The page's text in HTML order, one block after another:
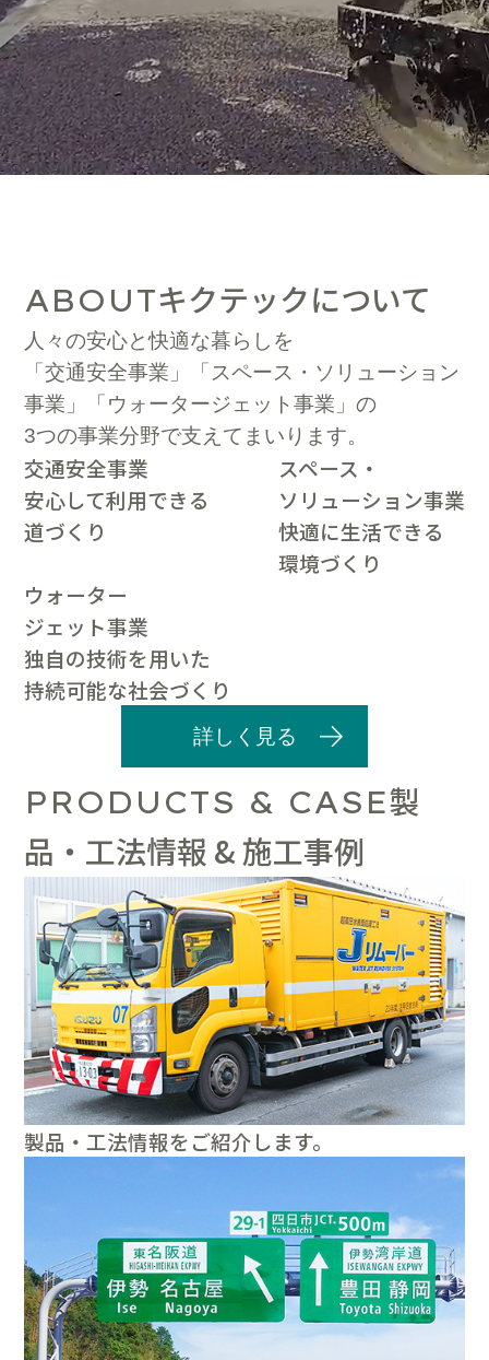
ABOUTキクテックについて
人々の安心と快適な暮らしを
「交通安全事業」「スペース・ソリューション
事業」「ウォータージェット事業」の
3つの事業分野で支えてまいります。
交通安全事業
安心して利用できる
道づくり
スペース・
ソリューション事業
快適に生活できる
環境づくり
ウォーター
ジェット事業
独自の技術を用いた
持続可能な社会づくり
詳しく見る
PRODUCTS & CASE製
品・工法情報 & 施工事例
製品・工法情報をご紹介します。